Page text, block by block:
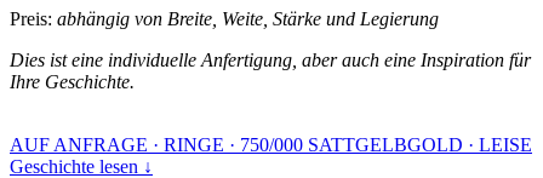
Preis: abhängig von Breite, Weite, Stärke und Legierung
Dies ist eine individuelle Anfertigung, aber auch eine Inspiration für
Ihre Geschichte.
AUF ANFRAGE · RINGE · 750/000 SATTGELBGOLD · LEISE
Geschichte lesen ↓